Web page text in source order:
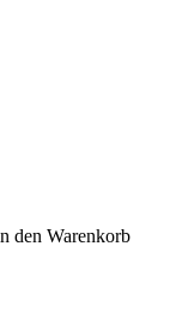
den Warenkorb